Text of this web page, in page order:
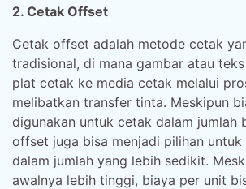
2. Cetak Offset
Cetak offset adalah metode cetak
tradisional, di mana gambar atau
plat cetak ke media cetak melalui
melibatkan transfer tinta. Meskipun
digunakan untuk cetak dalam jumlah
offset juga bisa menjadi pilihan untuk
dalam jumlah yang lebih sedikit.
awalnya lebih tinggi, biaya per unit